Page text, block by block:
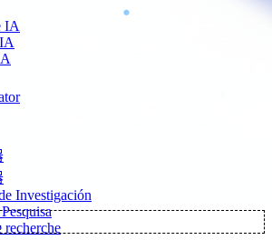
IA
Investigación
recherche